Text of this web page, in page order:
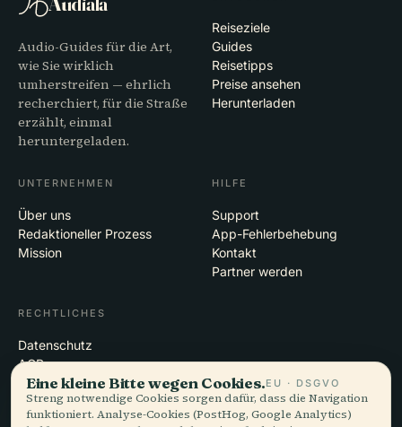
Audio-Guides für die Art,
wie Sie wirklich
umherstreifen — ehrlich
recherchiert, für die Straße
erzählt, einmal
heruntergeladen.
Reiseziele
Guides
Reisetipps
Preise ansehen
Herunterladen
UNTERNEHMEN
Über uns
Redaktioneller Prozess
Mission
HILFE
Support
App-Fehlerbehebung
Kontakt
Partner werden
RECHTLICHES
Datenschutz
AGB
Cookie-Einstellungen
Konto löschen
Eine kleine Bitte wegen Cookies.EU · DSGVO
Streng notwendige Cookies sorgen dafür, dass die Navigation
funktioniert. Analyse-Cookies (PostHog, Google Analytics)